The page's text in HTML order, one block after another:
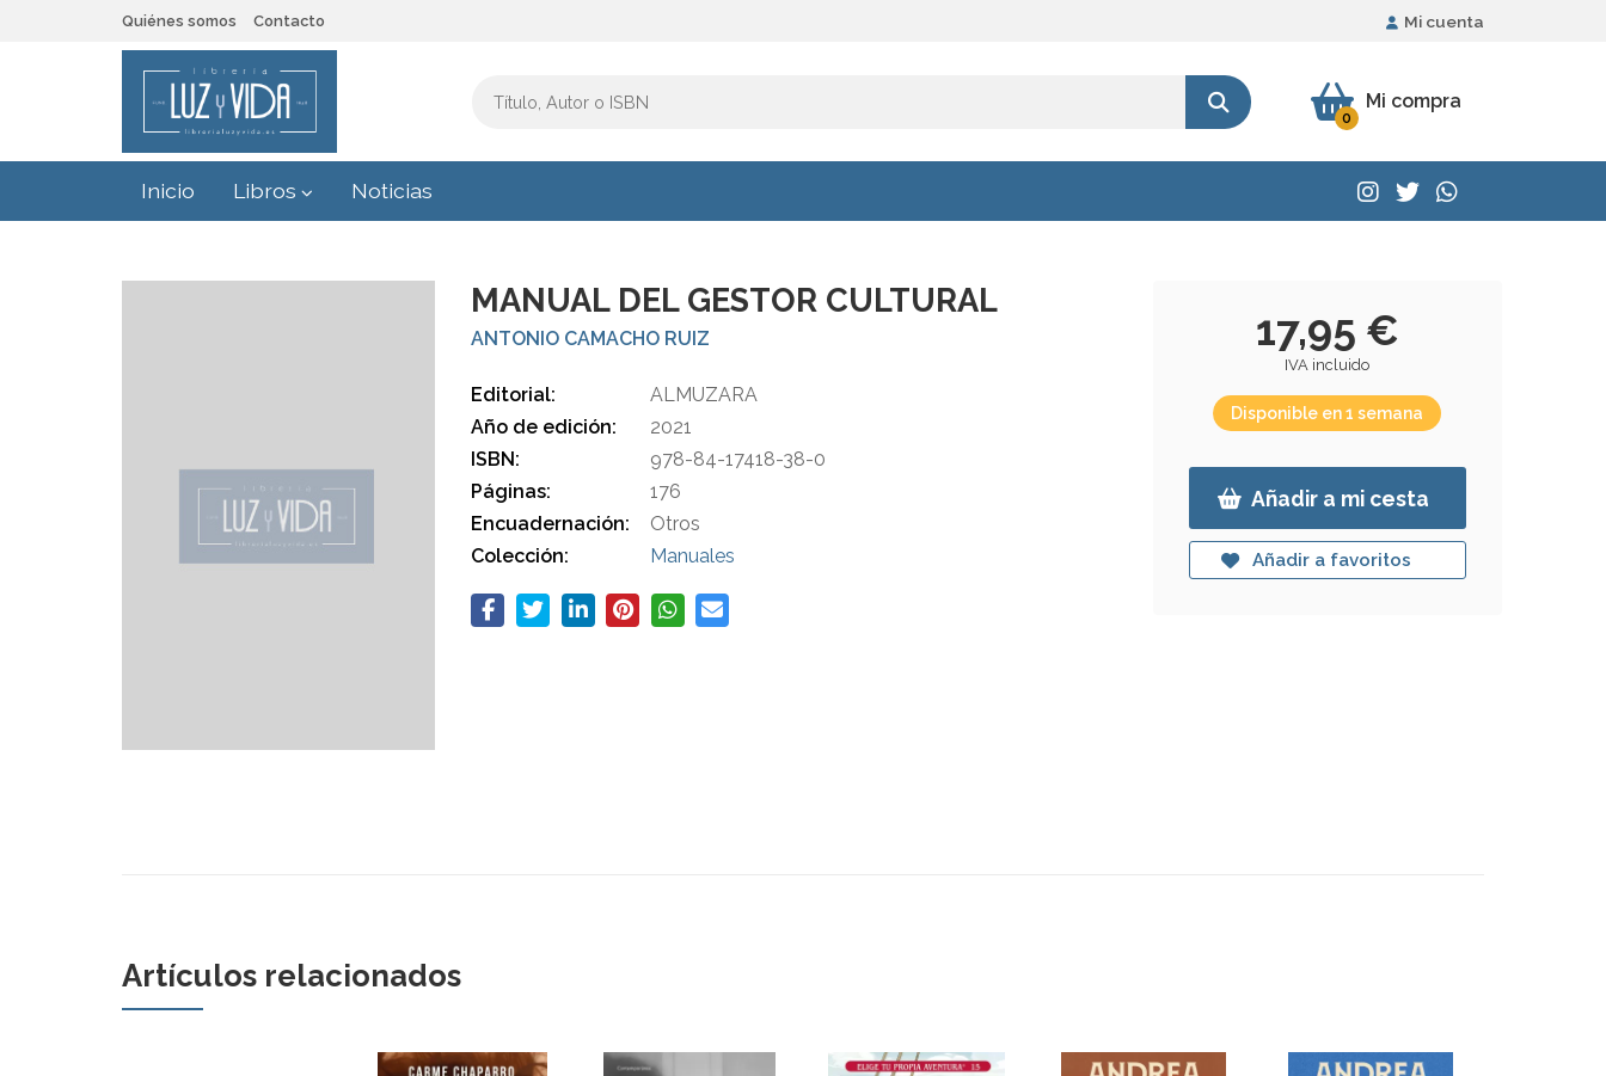
Quiénes somos Contacto Mi cuenta
Mi compra
0
Inicio Libros Noticias
MANUAL DEL GESTOR CULTURAL
ANTONIO CAMACHO RUIZ
Editorial:
ALMUZARA
Año de edición:
2021
ISBN:
978-84-17418-38-0
Páginas:
176
Encuadernación:
Otros
Colección:
Manuales
17,95 €
IVA incluido
Disponible en 1 semana
Añadir a mi cesta
Añadir a favoritos
Artículos relacionados